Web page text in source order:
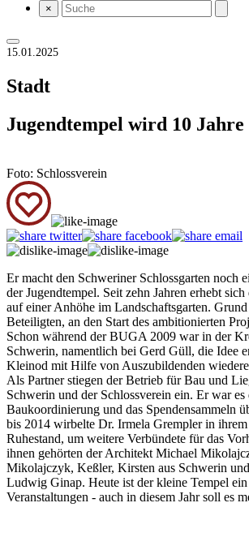
×
15.01.2025
Stadt
Jugendtempel wird 10
Foto: Schlossverein
Er macht den Schweriner Schlossgarten noch
der Jugendtempel. Seit zehn Jahren erhebt
auf einer Anhöhe im Landschaftsgarten.
Beteiligten, an den Start des ambitionierten
Schon während der BUGA 2009 war in der
Schwerin, namentlich bei Gerd Güll, die Idee
Kleinod mit Hilfe von Auszubildenden
Als Partner stiegen der Betrieb für Bau und
Schwerin und der Schlossverein ein. Er war es
Baukoordinierung und das Spendensammeln
bis 2014 wirbelte Dr. Irmela Grempler in
Ruhestand, um weitere Verbündete für das
ihnen gehörten der Architekt Michael
Mikolajczyk, Keßler, Kirsten aus Schwerin
Ludwig Ginap. Heute ist der kleine Tempel
Veranstaltungen - auch in diesem Jahr soll es